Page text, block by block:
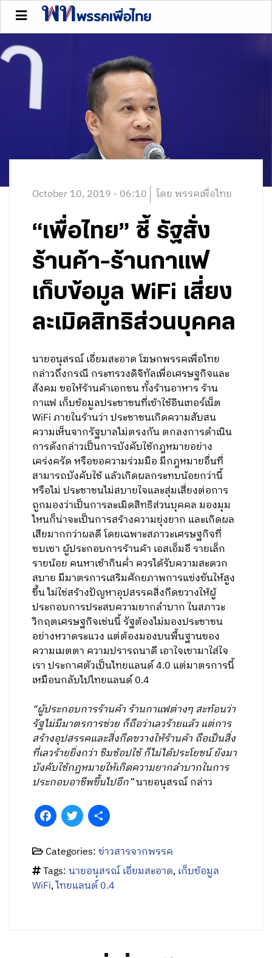
October 10, 2019 - 06:10 โดย พรรคเพื่อไทย
“เพื่อไทย” ชี้ รัฐสั่ง
ร้านค้า-ร้านกาแฟ
เก็บข้อมูล WiFi เสี่ยง
ละเมิดสิทธิส่วนบุคคล
นายอนุสรณ์ เอี่ยมสะอาด โฆษกพรรคเพื่อไทย
กล่าวถึงกรณี กระทรวงดิจิทัลเพื่อเศรษฐกิจและ
สังคม ขอให้ร้านค้าเอกชน ทั้งร้านอาหาร ร้าน
กาแฟ เก็บข้อมูลประชาชนที่เข้าใช้อินเทอร์เน็ต
WiFi ภายในร้านว่า ประชาชนเกิดความสับสน
ความเห็นจากรัฐบาลไม่ตรงกัน ตกลงการดำเนิน
การดังกล่าวเป็นการบังคับใช้กฎหมายอย่าง
เคร่งครัด หรือขอความร่วมมือ มีกฎหมายอื่นที่
สามารถบังคับใช้ แล้วเกิดผลกระทบน้อยกว่านี้
หรือไม่ ประชาชนไม่สบายใจและสุ่มเสี่ยงต่อการ
ถูกมองว่าเป็นการละเมิดสิทธิส่วนบุคคล มองมุม
ไหนก็น่าจะเป็นการสร้างความยุ่งยาก และเกิดผล
เสียมากกว่าผลดี โดยเฉพาะสภาวะเศรษฐกิจที่
ซบเซา ผู้ประกอบการร้านค้า เอสเอ็มอี รายเล็ก
รายน้อย คนหาเช้ากินค่ำ ควรได้รับความสะดวก
สบาย มีมาตรการเสริมศักยภาพการแข่งขันให้สูง
ขึ้น ไม่ใช่สร้างปัญหาอุปสรรคสิ่งกีดขวางให้ผู้
ประกอบการประสบความยากลำบาก ในสภาวะ
วิกฤตเศรษฐกิจเช่นนี้ รัฐต้องไม่มองประชาชน
อย่างหวาดระแวง แต่ต้องมองบนพื้นฐานของ
ความเมตตา ความปรารถนาดี เอาใจเขามาใส่ใจ
เรา ประกาศตัวเป็นไทยแลนด์ 4.0 แต่มาตรการนี้
เหมือนกลับไปไทยแลนด์ 0.4
“ผู้ประกอบการร้านค้า ร้านกาแฟต่างๆ สะท้อนว่า
รัฐไม่มีมาตรการช่วย ก็ถือว่าเลวร้ายแล้ว แต่การ
สร้างอุปสรรคและสิ่งกีดขวางให้ร้านค้า ถือเป็นสิ่ง
ที่เลวร้ายยิ่งกว่า ชิมช้อปใช้ ก็ไม่ได้ประโยชน์ ยังมา
บังคับใช้กฎหมายให้เกิดความยากลำบากในการ
ประกอบอาชีพขึ้นไปอีก”นายอนุสรณ์ กล่าว
FacebookTwitter
Categories:ข่าวสารจากพรรค
Tags:นายอนุสรณ์ เอี่ยมสะอาด,เก็บข้อมูล
WiFi,ไทยแลนด์ 0.4